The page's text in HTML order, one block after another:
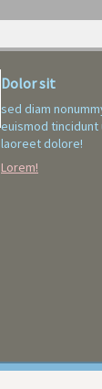
Dolor sit
sed diam
euismod tincidunt
laoreet dolore!
Lorem!